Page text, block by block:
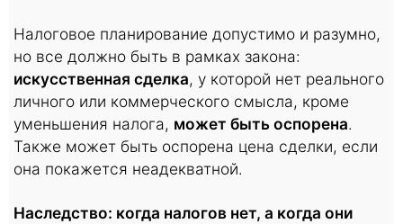
Налоговое планирование допустимо и разумно,
но все должно быть в рамках закона:
искусственная сделка, у которой нет реального
личного или коммерческого смысла, кроме
уменьшения налога, может быть оспорена.
Также может быть оспорена цена сделки, если
она покажется неадекватной.
Наследство: когда налогов нет, а когда они